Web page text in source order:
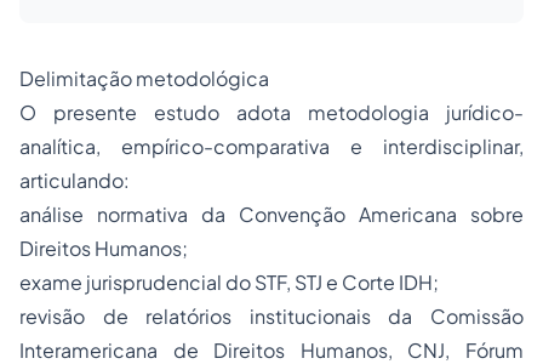
Delimitação metodológica
O presente estudo adota metodologia jurídico-
analítica, empírico-comparativa e interdisciplinar,
articulando:
análise normativa da Convenção Americana sobre
Direitos Humanos;
exame jurisprudencial do STF, STJ e Corte IDH;
revisão de relatórios institucionais da Comissão
Interamericana de Direitos Humanos, CNJ, Fórum